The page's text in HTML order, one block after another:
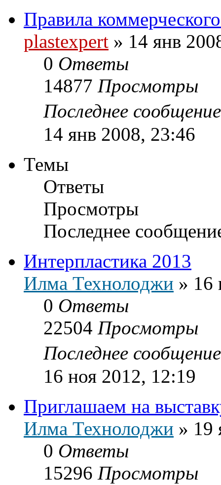
Правила
plastexpert » 14 янв
0 Ответы
14877 Просмотры
Последнее
14 янв 2008, 23:46
Темы
Ответы
Просмотры
Последнее
Интерпластика 2013
Илма Технолоджи » 16
0 Ответы
22504 Просмотры
Последнее
16 ноя 2012, 12:19
Приглашаем на
Илма Технолоджи » 19
0 Ответы
15296 Просмотры